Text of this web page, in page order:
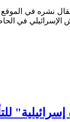
نشره في الموقع
الإسرائيلي في